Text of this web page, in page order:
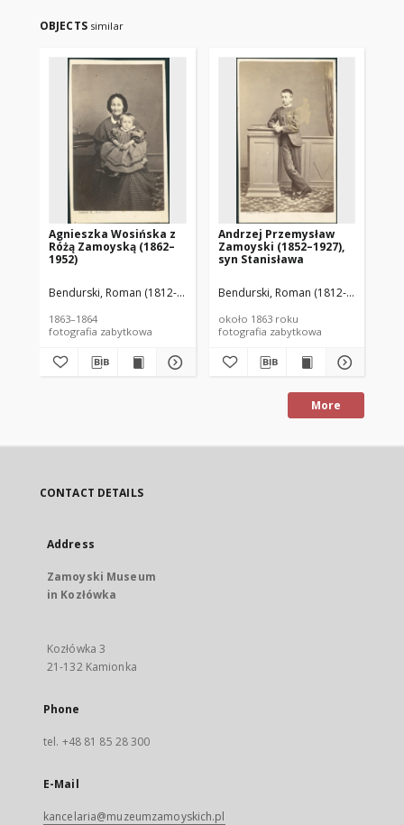
OBJECTS similar
Agnieszka Wosińska z
Różą Zamoyską (1862–
1952)
Bendurski, Roman (1812-1876) (Roman B...)
1863–1864
fotografia zabytkowa
Andrzej Przemysław
Zamoyski (1852–1927),
syn Stanisława
Bendurski, Roman (1812-1876)
około 1863 roku
fotografia zabytkowa
More
CONTACT DETAILS
Address
Zamoyski Museum
in Kozłówka
Kozłówka 3
21-132 Kamionka
Phone
tel. +48 81 85 28 300
E-Mail
kancelaria@muzeumzamoyskich.pl